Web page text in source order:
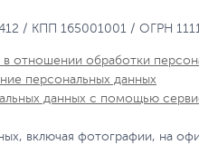
/ КПП 165001001 / ОГРН
отношении обработки
персональных данных
данных с помощью
включая фотографии, на